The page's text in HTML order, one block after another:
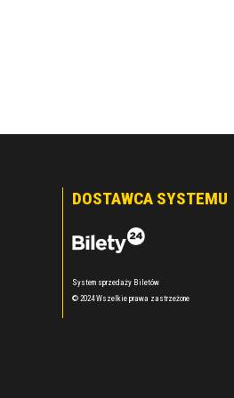
DOSTAWCA SYSTEMU
System sprzedaży Biletów
© 2024 Wszelkie prawa zastrzeżone